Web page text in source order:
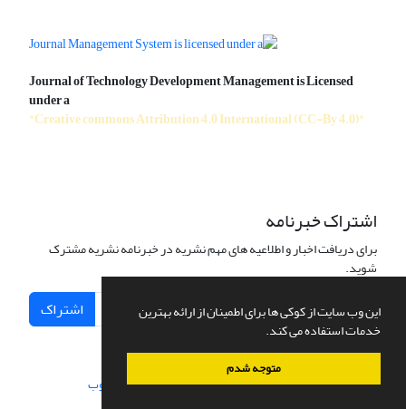
این وب سایت از کوکی ها برای اطمینان از ارائه بهترین
خدمات استفاده می کند.
متوجه شدم
Journal of Technology Development Management is Licensed
under a
"Creative commons Attribution 4.0 International (CC-By 4.0)"
اشتراک خبرنامه
برای دریافت اخبار و اطلاعیه های مهم نشریه در خبرنامه نشریه مشترک
شوید.
اشتراک
سامانه مدیریت نشریات علمی.طراحی و پیاده سازی از سیناوب